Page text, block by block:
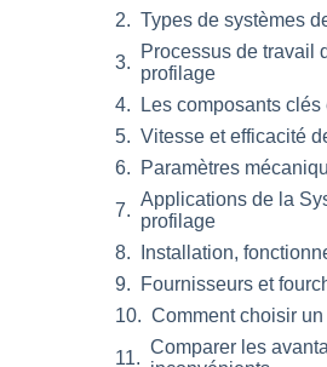
Types de systèmes
Processus de travail
profilage
Les composants
Vitesse et efficacité
Paramètres
Applications de la
profilage
Installation,
Fournisseurs et
Comment choisir
Comparer les